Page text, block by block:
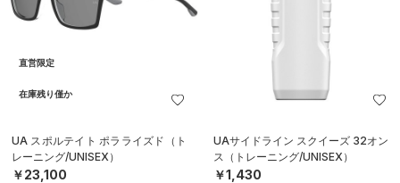
直営限定
在庫残り僅か
UA スポルテイト ポラライズド（ト
レーニング/UNISEX）
￥23,100
UAサイドライン スクイーズ 32オン
ス（トレーニング/UNISEX）
￥1,430